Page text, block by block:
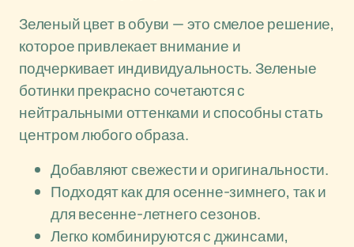
Зеленый цвет в обуви — это смелое решение,
которое привлекает внимание и
подчеркивает индивидуальность. Зеленые
ботинки прекрасно сочетаются с
нейтральными оттенками и способны стать
центром любого образа.
Добавляют свежести и оригинальности.
Подходят как для осенне-зимнего, так и
для весенне-летнего сезонов.
Легко комбинируются с джинсами,